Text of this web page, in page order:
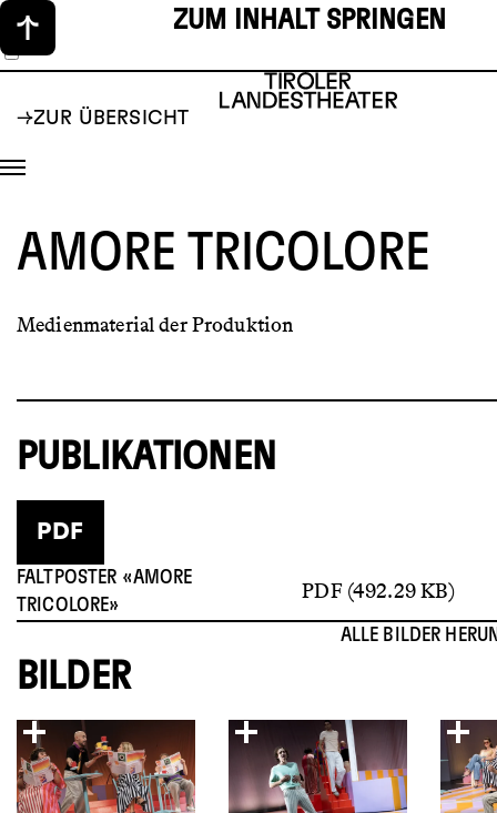
ZUM INHALT SPRINGEN
ZUR ÜBERSICHT
AMORE TRICOLORE
Medienmaterial der Produktion
PUBLIKATIONEN
PDF
FALTPOSTER «AMORE
TRICOLORE»
PDF (492.29 KB)
BILDER
ALLE BILDER